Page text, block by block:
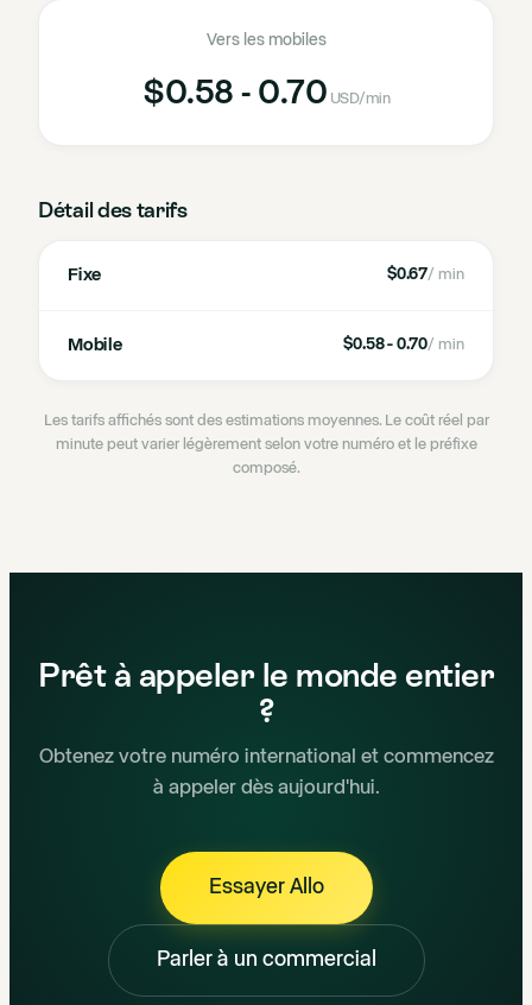
Vers les mobiles
$0.58 - 0.70 USD/min
Détail des tarifs
Fixe $0.67/ min
Mobile $0.58 - 0.70/ min
Les tarifs affichés sont des estimations moyennes. Le coût réel par
minute peut varier légèrement selon votre numéro et le préfixe
composé.
Prêt à appeler le monde entier
?
Obtenez votre numéro international et commencez
à appeler dès aujourd'hui.
Essayer Allo
Parler à un commercial